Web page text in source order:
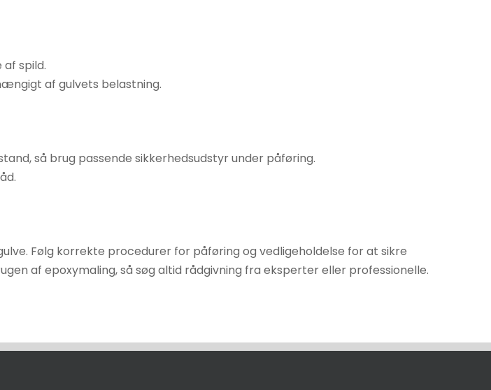
spild.
af gulvets belastning.
så brug passende sikkerhedsudstyr under påføring.
Følg korrekte procedurer for påføring og vedligeholdelse for at sikre
af epoxymaling, så søg altid rådgivning fra eksperter eller professionelle.